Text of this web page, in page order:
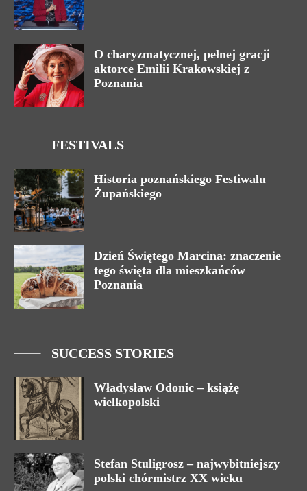
O charyzmatycznej, pełnej gracji
aktorce Emilii Krakowskiej z
Poznania
FESTIVALS
Historia poznańskiego Festiwalu
Żupańskiego
Dzień Świętego Marcina: znaczenie
tego święta dla mieszkańców
Poznania
SUCCESS STORIES
Władysław Odonic – książę
wielkopolski
Stefan Stuligrosz – najwybitniejszy
polski chórmistrz XX wieku